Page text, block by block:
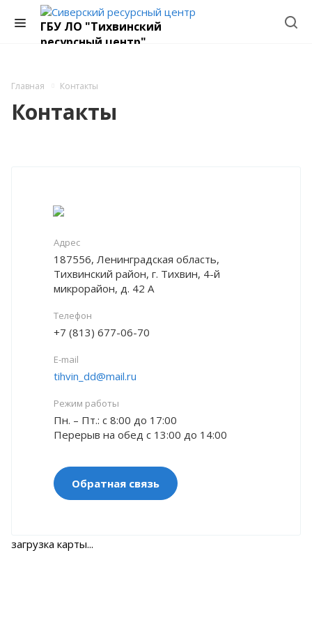
ГБУ ЛО "Тихвинский
ресурсный центр"
Главная Контакты
Контакты
Адрес
187556, Ленинградская область,
Тихвинский район, г. Тихвин, 4-й
микрорайон, д. 42 А
Телефон
+7 (813) 677-06-70
E-mail
tihvin_dd@mail.ru
Режим работы
Пн. – Пт.: с 8:00 до 17:00
Перерыв на обед с 13:00 до 14:00
Обратная связь
загрузка карты...